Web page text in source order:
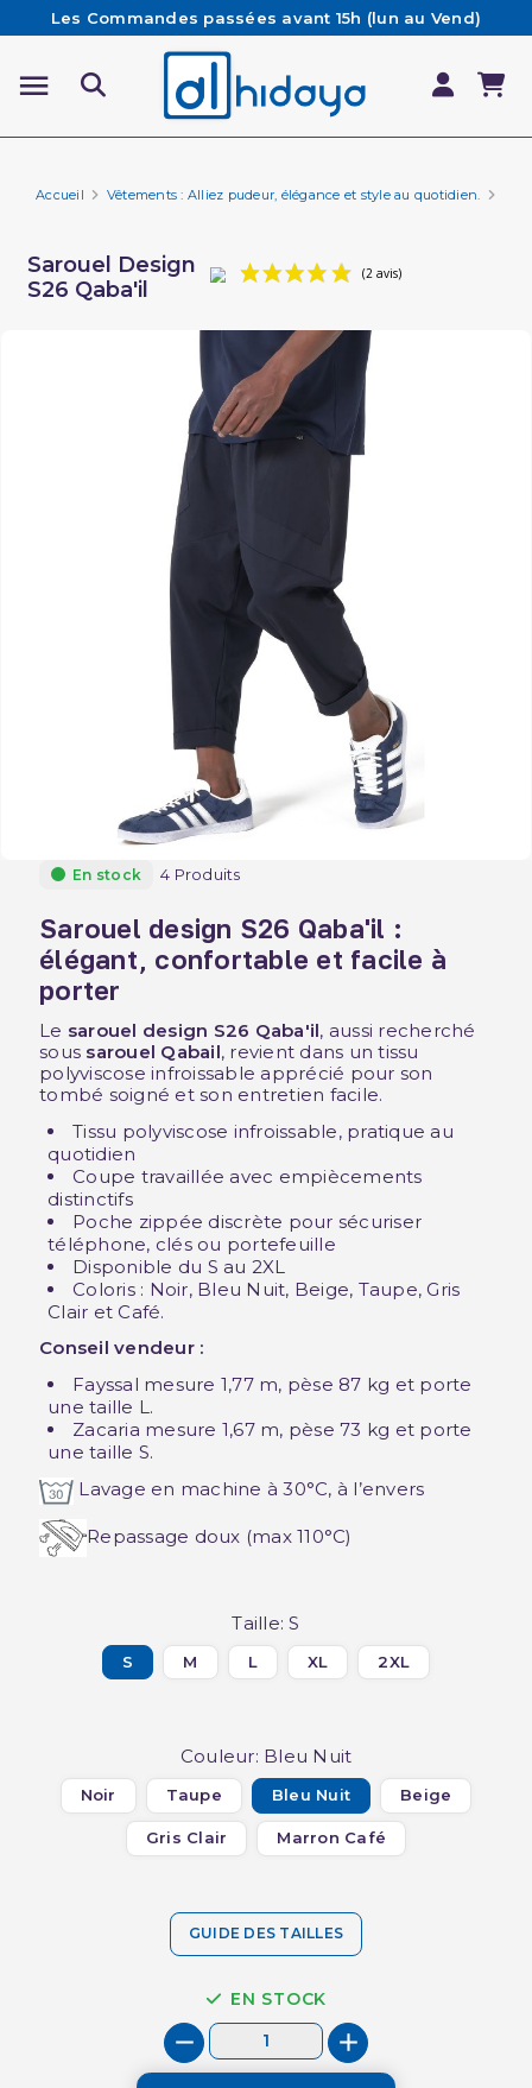
Les Commandes passées avant 15h (lun au Vend)
sont préparées et expédiées le jour même
Besoin d'aide ? Retrouvez notre FAQ
Livraison offerte à partir de 65€ d'achat*
Accueil Vêtements : Alliez pudeur, élégance et style au quotidien.
Sarouel Design
S26 Qaba'il
En stock 4 Produits
Sarouel design S26 Qaba'il :
élégant, confortable et facile à
porter
Le sarouel design S26 Qaba'il, aussi recherché
sous sarouel Qabail, revient dans un tissu
polyviscose infroissable apprécié pour son
tombé soigné et son entretien facile.
Tissu polyviscose infroissable, pratique au
quotidien
Coupe travaillée avec empiècements
distinctifs
Poche zippée discrète pour sécuriser
téléphone, clés ou portefeuille
Disponible du S au 2XL
Coloris : Noir, Bleu Nuit, Beige, Taupe, Gris
Clair et Café.
Conseil vendeur :
Fayssal mesure 1,77 m, pèse 87 kg et porte
une taille L.
Zacaria mesure 1,67 m, pèse 73 kg et porte
une taille S.
Lavage en machine à 30°C, à l’envers
Repassage doux (max 110°C)
Taille: S
S M L XL 2XL
Couleur: Bleu Nuit
Noir Taupe Bleu Nuit Beige
Gris Clair Marron Café
GUIDE DES TAILLES
EN STOCK